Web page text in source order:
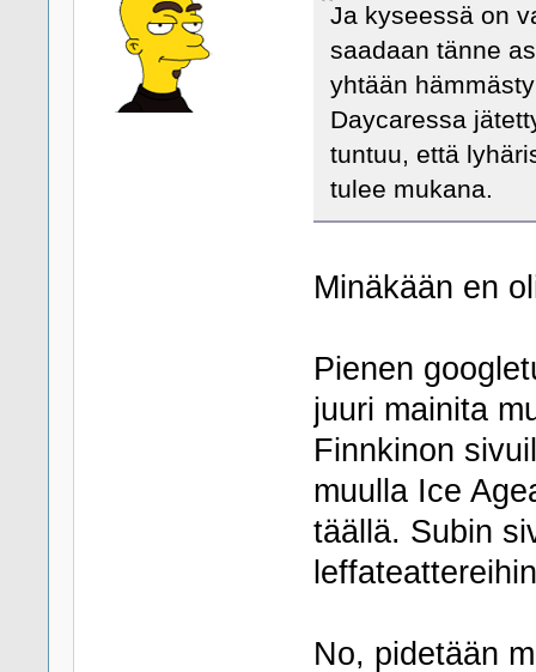
Ja kyseessä on
saadaan tänne
yhtään
Daycaressa
tuntuu, että
tulee mukana.
Minäkään en
Pienen
juuri mainita
Finnkinon
muulla Ice
täällä. Subin
No, pidetään